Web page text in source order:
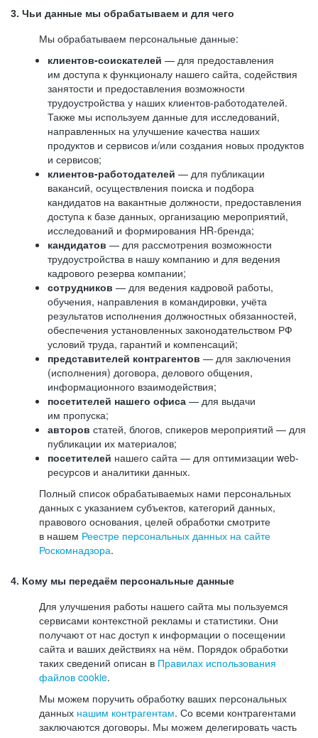
3. Чьи данные мы обрабатываем и для чего
Мы обрабатываем персональные данные:
клиентов-соискателей — для предоставления
им доступа к функционалу нашего сайта, содействия
занятости и предоставления возможности
трудоустройства у наших клиентов-работодателей.
Также мы используем данные для исследований,
направленных на улучшение качества наших
продуктов и сервисов и/или создания новых продуктов
и сервисов;
клиентов-работодателей — для публикации
вакансий, осуществления поиска и подбора
кандидатов на вакантные должности, предоставления
доступа к базе данных, организацию мероприятий,
исследований и формирования HR-бренда;
кандидатов — для рассмотрения возможности
трудоустройства в нашу компанию и для ведения
кадрового резерва компании;
сотрудников — для ведения кадровой работы,
обучения, направления в командировки, учёта
результатов исполнения должностных обязанностей,
обеспечения установленных законодательством РФ
условий труда, гарантий и компенсаций;
представителей контрагентов — для заключения
(исполнения) договора, делового общения,
информационного взаимодействия;
посетителей нашего офиса — для выдачи
им пропуска;
авторов статей, блогов, спикеров мероприятий — для
публикации их материалов;
посетителей нашего сайта — для оптимизации web-
ресурсов и аналитики данных.
Полный список обрабатываемых нами персональных
данных с указанием субъектов, категорий данных,
правового основания, целей обработки смотрите
в нашем Реестре персональных данных на сайте
Роскомнадзора.
4. Кому мы передаём персональные данные
Для улучшения работы нашего сайта мы пользуемся
сервисами контекстной рекламы и статистики. Они
получают от нас доступ к информации о посещении
сайта и ваших действиях на нём. Порядок обработки
таких сведений описан в Правилах использования
файлов cookie.
Мы можем поручить обработку ваших персональных
данных нашим контрагентам. Со всеми контрагентами
заключаются договоры. Мы можем делегировать часть